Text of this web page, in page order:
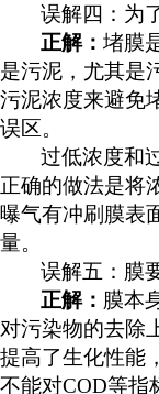
误解四：为
正解：堵膜
是污泥，尤其是
污泥浓度来避免
误区。
过低浓度和
正确的做法是将
曝气有冲刷膜表
量。
误解五：膜
正解： 膜本
对污染物的去除
提高了生化性能
不能对COD等指